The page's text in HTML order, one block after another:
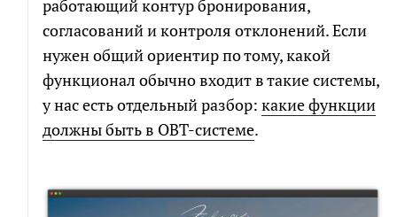
работающий контур бронирования,
согласований и контроля отклонений. Если
нужен общий ориентир по тому, какой
функционал обычно входит в такие системы,
у нас есть отдельный разбор: какие функции
должны быть в OBT-системе.
РАСЧЕТ СМЕТЫ
Рассчитаем детальную смету и расскажем о
ПОЧТИ ГОТОВО!
Мы собрали сводный документ, который поможет
возможностью посмотреть диалоги и результаты
генерации кода по отдельным компонентам.